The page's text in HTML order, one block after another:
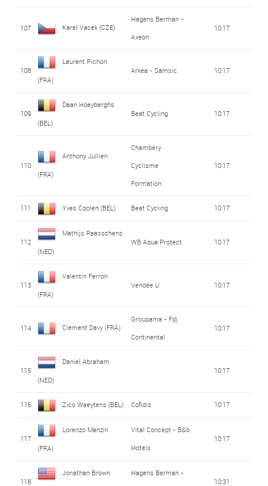
107 Karel Vacek (CZE)
Hagens Berman -
Axeon
10:17
108
Laurent Pichon
(FRA)
Arkéa - Samsic 10:17
109
Daan Hoeyberghs
(BEL)
Beat Cycling 10:17
110
Anthony Jullien
(FRA)
Chambéry
Cyclisme
Formation
10:17
111 Yves Coolen (BEL) Beat Cycling 10:17
112
Mathijs Paasschens
(NED)
WB Aqua Protect 10:17
113
Valentin Ferron
(FRA)
Vendée U 10:17
114 Clément Davy (FRA)
Groupama - Fdj
Continental
10:17
115
Daniel Abraham
(NED)
10:17
116 Zico Waeytens (BEL) Cofidis 10:17
117
Lorenzo Manzin
(FRA)
Vital Concept - B&b
Hotels
10:17
118
Jonathan Brown
Hagens Berman -
10:31